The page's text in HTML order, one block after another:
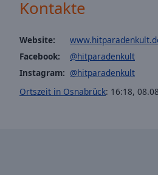
Color
Opacity
Kontakte
Website:
Facebook:
@hitparadenkult
Instagram: @hitparadenkult
Ortszeit in Osnabrück: 16:18,